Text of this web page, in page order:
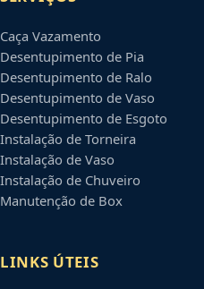
Caça Vazamento
Desentupimento de Pia
Desentupimento de Ralo
Desentupimento de Vaso
Desentupimento de Esgoto
Instalação de Torneira
Instalação de Vaso
Instalação de Chuveiro
Manutenção de Box
LINKS ÚTEIS